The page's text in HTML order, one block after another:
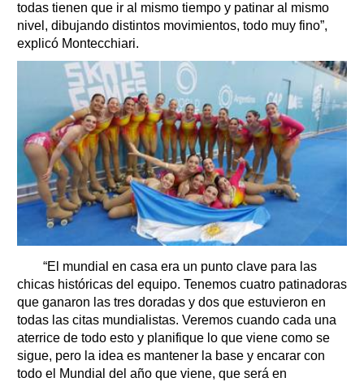
todas tienen que ir al mismo tiempo y patinar al mismo
nivel, dibujando distintos movimientos, todo muy fino”,
explicó Montecchiari.
“El mundial en casa era un punto clave para las
chicas históricas del equipo. Tenemos cuatro patinadoras
que ganaron las tres doradas y dos que estuvieron en
todas las citas mundialistas. Veremos cuando cada una
aterrice de todo esto y planifique lo que viene como se
sigue, pero la idea es mantener la base y encarar con
todo el Mundial del año que viene, que será en